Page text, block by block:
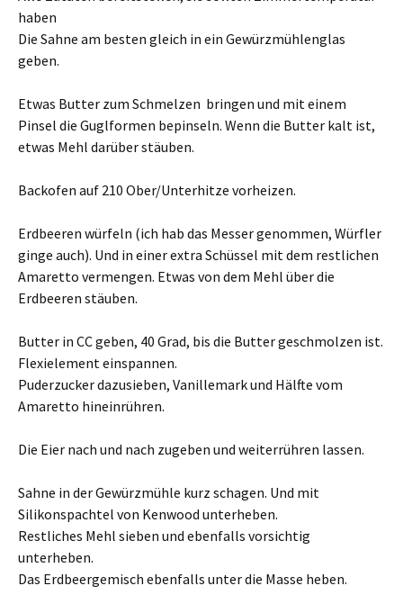
haben
Die Sahne am besten gleich in ein Gewürzmühlenglas
geben.
Etwas Butter zum Schmelzen bringen und mit einem
Pinsel die Guglformen bepinseln. Wenn die Butter kalt ist,
etwas Mehl darüber stäuben.
Backofen auf 210 Ober/Unterhitze vorheizen.
Erdbeeren würfeln (ich hab das Messer genommen, Würfler
ginge auch). Und in einer extra Schüssel mit dem restlichen
Amaretto vermengen. Etwas von dem Mehl über die
Erdbeeren stäuben.
Butter in CC geben, 40 Grad, bis die Butter geschmolzen ist.
Flexielement einspannen.
Puderzucker dazusieben, Vanillemark und Hälfte vom
Amaretto hineinrühren.
Die Eier nach und nach zugeben und weiterrühren lassen.
Sahne in der Gewürzmühle kurz schagen. Und mit
Silikonspachtel von Kenwood unterheben.
Restliches Mehl sieben und ebenfalls vorsichtig
unterheben.
Das Erdbeergemisch ebenfalls unter die Masse heben.